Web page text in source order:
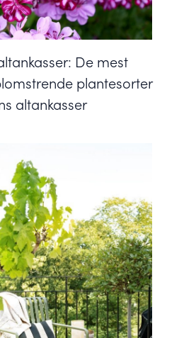
De mest
plantesorter
altankasser